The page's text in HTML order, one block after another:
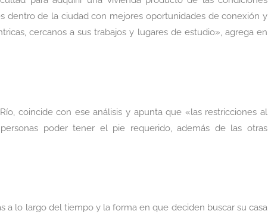
dentro de la ciudad con mejores oportunidades de conexión y
cercanos a sus trabajos y lugares de estudio», agrega en
coincide con ese análisis y apunta que «las restricciones al
poder tener el pie requerido, además de las otras
a lo largo del tiempo y la forma en que deciden buscar su casa